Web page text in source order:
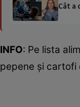
Cât a
INFO: Pe lista
pepene și cartofi